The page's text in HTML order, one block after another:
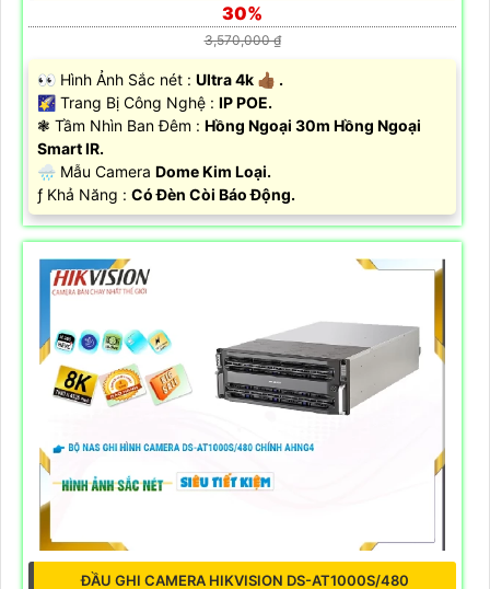
30%
3,570,000 ₫
️👀 Hình Ảnh Sắc nét : Ultra 4k 👍🏾 .
🌠 Trang Bị Công Nghệ : IP POE.
❃ Tầm Nhìn Ban Đêm : Hồng Ngoại 30m Hồng Ngoại
Smart IR.
🌧️ Mẫu Camera Dome Kim Loại.
️ƒ Khả Năng : Có Đèn Còi Báo Động.
ĐẦU GHI CAMERA HIKVISION DS-AT1000S/480